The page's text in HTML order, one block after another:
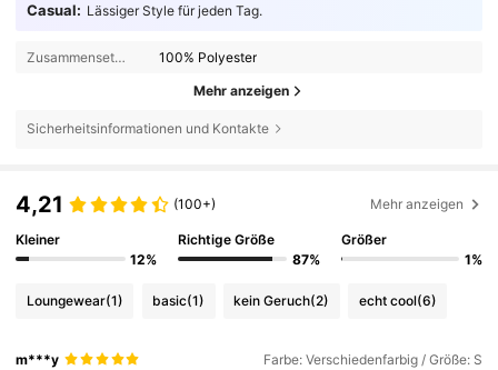
Casual: Lässiger Style für jeden Tag.
Zusammensetzung: 100% Polyester
Mehr anzeigen
Sicherheitsinformationen und Kontakte
4,21 (100+) Mehr anzeigen
Kleiner
12%
Richtige Größe
87%
Größer
1%
Loungewear(1) basic(1) kein Geruch(2) echt cool(6)
m***y Farbe: Verschiedenfarbig / Größe: S